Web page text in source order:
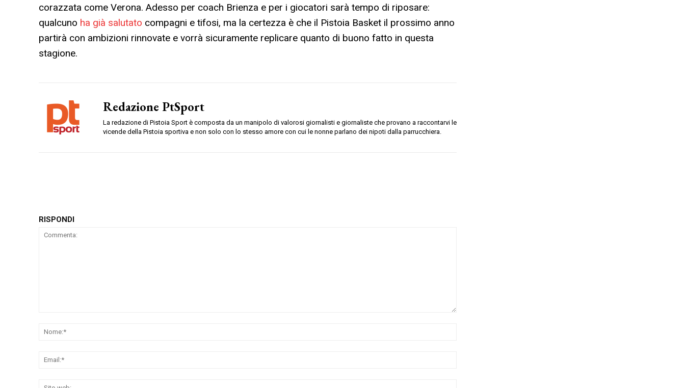
corazzata come Verona. Adesso per coach Brienza e per i giocatori sarà tempo di riposare:
qualcuno ha già salutato compagni e tifosi, ma la certezza è che il Pistoia Basket il prossimo anno
partirà con ambizioni rinnovate e vorrà sicuramente replicare quanto di buono fatto in questa
stagione.
Redazione PtSport
La redazione di Pistoia Sport è composta da un manipolo di valorosi giornalisti e giornaliste che provano a raccontarvi le
vicende della Pistoia sportiva e non solo con lo stesso amore con cui le nonne parlano dei nipoti dalla parrucchiera.
RISPONDI